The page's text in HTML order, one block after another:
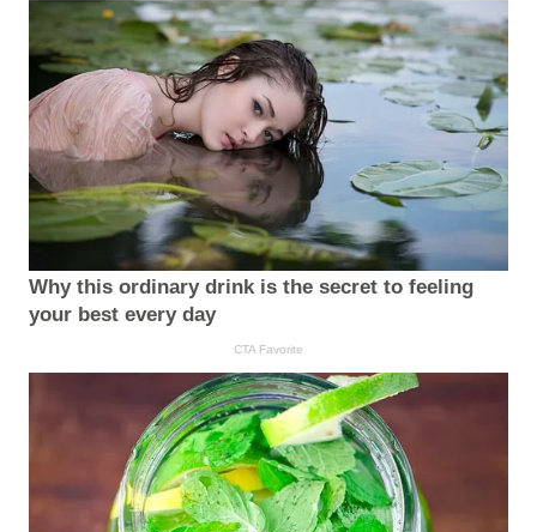
Why this ordinary drink is the secret to feeling
your best every day
CTA Favorite